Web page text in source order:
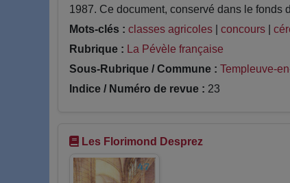
1987. Ce document, conservé dans le fonds
Mots-clés : classes agricoles concours
Rubrique : La Pévèle française
Sous-Rubrique / Commune : Templeuve-
Indice / Numéro de revue : 23
Les Florimond Desprez